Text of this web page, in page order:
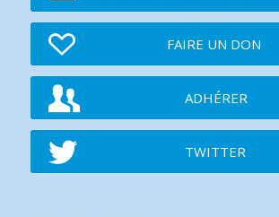
FAIRE UN DON
ADHÉRER
TWITTER